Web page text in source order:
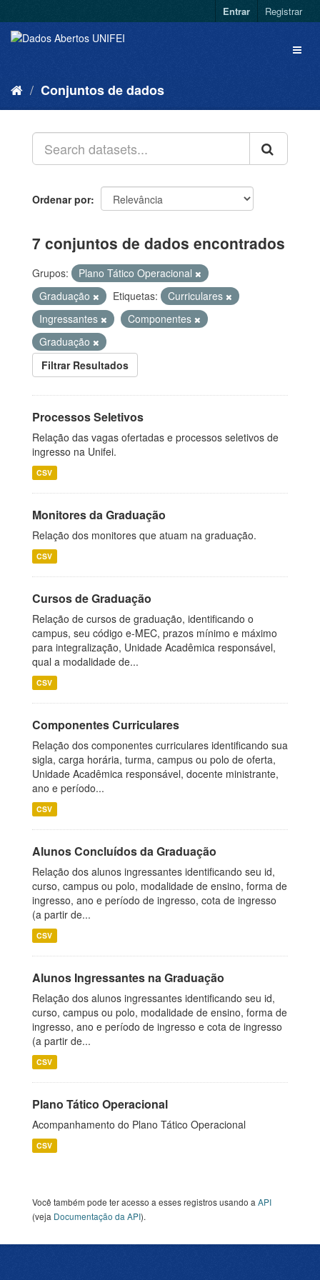
Entrar Registrar
Conjuntos de dados
Ordenar por
7 conjuntos de dados encontrados
Grupos:
Plano Tático Operacional
Graduação
Etiquetas:
Curriculares
Ingressantes
Componentes
Graduação
Filtrar Resultados
Processos Seletivos
Relação das vagas ofertadas e processos seletivos de
ingresso na Unifei.
CSV
Monitores da Graduação
Relação dos monitores que atuam na graduação.
CSV
Cursos de Graduação
Relação de cursos de graduação, identificando o
campus, seu código e-MEC, prazos mínimo e máximo
para integralização, Unidade Acadêmica responsável,
qual a modalidade de...
CSV
Componentes Curriculares
Relação dos componentes curriculares identificando sua
sigla, carga horária, turma, campus ou polo de oferta,
Unidade Acadêmica responsável, docente ministrante,
ano e período...
CSV
Alunos Concluídos da Graduação
Relação dos alunos ingressantes identificando seu id,
curso, campus ou polo, modalidade de ensino, forma de
ingresso, ano e período de ingresso, cota de ingresso
(a partir de...
CSV
Alunos Ingressantes na Graduação
Relação dos alunos ingressantes identificando seu id,
curso, campus ou polo, modalidade de ensino, forma de
ingresso, ano e período de ingresso e cota de ingresso
(a partir de...
CSV
Plano Tático Operacional
Acompanhamento do Plano Tático Operacional
CSV
Você também pode ter acesso a esses registros usando a API
(veja Documentação da API).